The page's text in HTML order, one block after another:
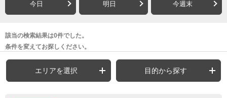
今日 明日 今週末
該当の検索結果は0件でした。
条件を変えてお探しください。
エリアを選択 目的から探す